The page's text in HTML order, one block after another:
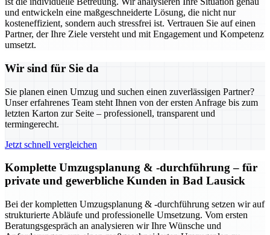
und entwickeln eine maßgeschneiderte Lösung, die nicht nur
kosteneffizient, sondern auch stressfrei ist. Vertrauen Sie auf einen
Partner, der Ihre Ziele versteht und mit Engagement und Kompetenz
umsetzt.
Wir sind für Sie da
Sie planen einen Umzug und suchen einen zuverlässigen Partner?
Unser erfahrenes Team steht Ihnen von der ersten Anfrage bis zum
letzten Karton zur Seite – professionell, transparent und
termingerecht.
Jetzt schnell vergleichen
Komplette Umzugsplanung & -durchführung – für
private und gewerbliche Kunden in Bad Lausick
Bei der kompletten Umzugsplanung & -durchführung setzen wir auf
strukturierte Abläufe und professionelle Umsetzung. Vom ersten
Beratungsgespräch an analysieren wir Ihre Wünsche und